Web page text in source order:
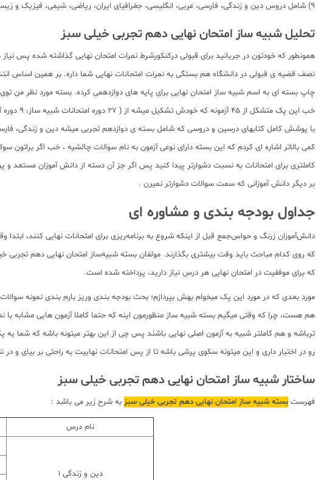
9) شامل دروس دین و زندگی، فارسی، عربی، انگلیسی، جغرافیای ایران، ریاضی، شیمی، فیزیک و زیست شناسی
تحلیل شبیه ساز امتحان نهایی دهم تجربی خیلی سبز
نصف قضیه ی قبولی در دانشگاه هم بستگی به نمرات امتحانات نهایی شما داره. بر همین اساس
چاپ بسته ای به اسم شبیه ساز امتحان نهایی برای پایه های دوازدهمی کرده. بسته مورد نظر من
با پوشش کامل کتابهای درسین و دروسی که شامل بسته ی دوازدهم تجربی میشه دین و زندگی،
کمی بالاتر اشاره ای کردم که این بسته دارای نوعی آزمون به نام سوالات چالشیه ، خب اگر براتون
کاملتری برای امتحانات به نسبت دشوارتر پیدا کنید پس اگر جز آن دسته از دانش آموزان
بر دیگر دانش آموزانی که سمت سوالات دشوارتر نمیرن .
جداول بودجه‌ بندی و مشاوره‌ ای
دانش‌آموزان زرنگ و حواس‌جمع قبل از اینکه شروع به برنامه‌ریزی برای امتحانات نهایی کنند،
که روی کدام مباحث باید وقت بیشتری بگذارند. مولفان بسته شبیه‌ساز امتحان نهایی دهم تجربی
که برای موفقیت در امتحان نهایی هر درس نیاز دارید، پرداخته شده است.
مورد بعدی که در مورد این پک میخوام بهش بپردازم؛ بحث بودجه بندی وریز بارم بندی نمونه
هم هست، چرا که وقتی میگیم بسته شبیه ساز منظورمون اینه که حتما کاملا آزمون هایی مشابه با
ترباشه و هم کاملتر شبیه به آزمون اصلی نهایی باشند پس چی از این بهتر میتونه باشه که شما
رو در اختیار داری و این میتونه سکوی پرشی باشه تا از پس امتحانات نهاییت به راحتی بر بیای و در نتیجه 50 درصد راه قبولی دانشگاهتو رفته باشی. ساختار این بسته به شکل
ساختار شبیه ساز امتحان نهایی دهم تجربی خیلی سبز
فهرست بسته شبیه ساز امتحان نهایی دهم تجربی خیلی سبز به شرح زیر می باشد :
نام درس
دین و زندگی 1